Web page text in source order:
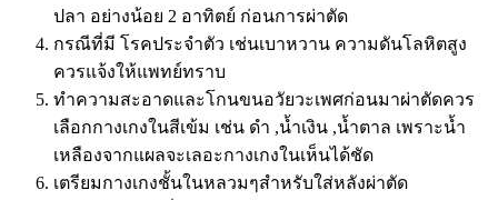
ปลา อย่างน้อย 2 อาทิตย์ ก่อนการผ่าตัด
กรณีที่มี โรคประจำตัว เช่นเบาหวาน ความดันโลหิตสูง
ควรแจ้งให้แพทย์ทราบ
ทำความสะอาดและโกนขนอวัยวะเพศก่อนมาผ่าตัดควร
เลือกกางเกงในสีเข้ม เช่น ดำ ,น้ำเงิน ,น้ำตาล เพราะน้ำ
เหลืองจากแผลจะเลอะกางเกงในเห็นได้ชัด
เตรียมกางเกงชั้นในหลวมๆสำหรับใส่หลังผ่าตัด